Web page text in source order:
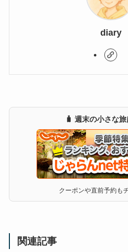
diary
🧳 週末の小さな
クーポンや直前予約も
関連記事